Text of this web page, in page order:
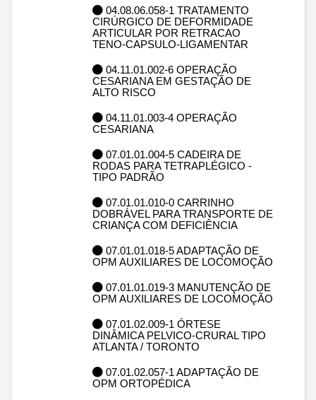
04.08.06.058-1 TRATAMENTO
CIRÚRGICO DE DEFORMIDADE
ARTICULAR POR RETRACAO
TENO-CAPSULO-LIGAMENTAR
04.11.01.002-6 OPERAÇÃO
CESARIANA EM GESTAÇÃO DE
ALTO RISCO
04.11.01.003-4 OPERAÇÃO
CESARIANA
07.01.01.004-5 CADEIRA DE
RODAS PARA TETRAPLÉGICO -
TIPO PADRÃO
07.01.01.010-0 CARRINHO
DOBRÁVEL PARA TRANSPORTE DE
CRIANÇA COM DEFICIÊNCIA
07.01.01.018-5 ADAPTAÇÃO DE
OPM AUXILIARES DE LOCOMOÇÃO
07.01.01.019-3 MANUTENÇÃO DE
OPM AUXILIARES DE LOCOMOÇÃO
07.01.02.009-1 ÓRTESE
DINÂMICA PELVICO-CRURAL TIPO
ATLANTA / TORONTO
07.01.02.057-1 ADAPTAÇÃO DE
OPM ORTOPÉDICA